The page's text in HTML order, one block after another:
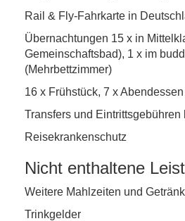
Rail & Fly-Fahrkarte in
Übernachtungen 15 x in
Gemeinschaftsbad), 1 x im
(Mehrbettzimmer)
16 x Frühstück, 7 x Abendessen
Transfers und Eintrittsgebühren
Reisekrankenschutz
Nicht enthaltene
Weitere Mahlzeiten und
Trinkgelder